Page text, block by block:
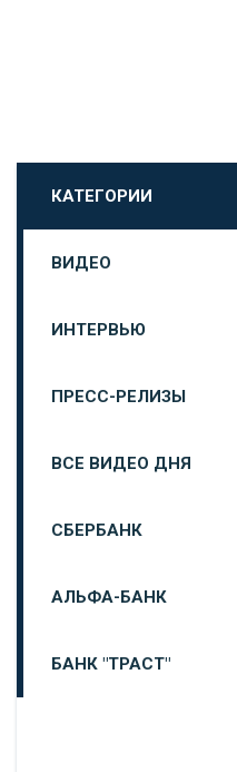
КАТЕГОРИИ
ВИДЕО
ИНТЕРВЬЮ
ПРЕСС-РЕЛИЗЫ
ВСЕ ВИДЕО ДНЯ
СБЕРБАНК
АЛЬФА-БАНК
БАНК "ТРАСТ"